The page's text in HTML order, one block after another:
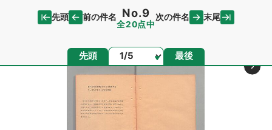
先頭 前の件名 No.9
全20点中
次の件名 末尾
先頭 ページ 最後